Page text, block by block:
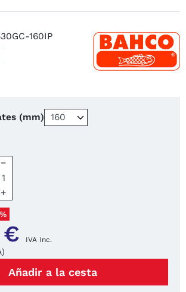
160IP
(mm)
−
+
€ IVA Inc.
Añadir a la cesta